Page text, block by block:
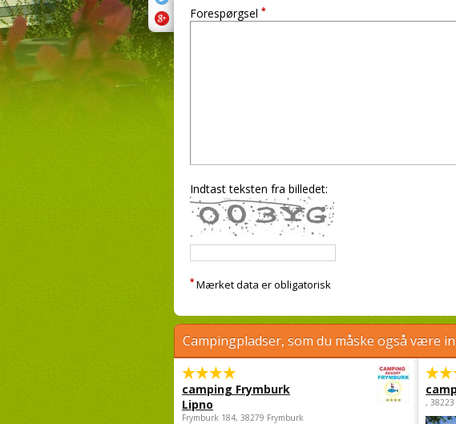
Forespørgsel *
Indtast teksten fra billedet:
* Mærket data er obligatorisk
Campingpladser, som du måske også være
camping Frymburk
Lipno
Frymburk 184, 38279 Frymburk
, 38223